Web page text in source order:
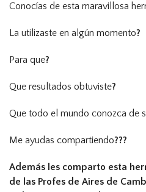
Conocías de esta maravillosa
La utilizaste en algún momento?
Para que?
Que resultados obtuviste?
Que todo el mundo conozca de
Me ayudas compartiendo???
Además les comparto esta
de las Profes de Aires de